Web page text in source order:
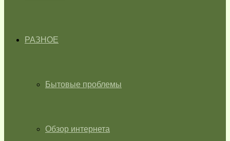
РАЗНОЕ
Бытовые проблемы
Обзор интернета